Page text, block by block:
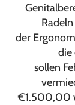
der
die
sollen
€1.500,00